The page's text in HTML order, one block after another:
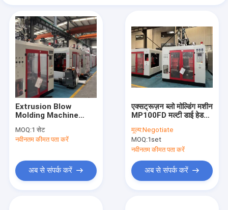
Extrusion Blow
Molding Machine
Double Station High
Efficiency 80mm
Screw Diameter for
MOQ:1 सेट
नवीनतम कीमत पता करें
अब से संपर्क करें
एक्सट्रूज़न ब्लो मोल्डिंग मशीन
MP100FD मल्टी डाई हेड
क्लैंपिंग फोर्स 5L 100L
मूल्य:Negotiate
MOQ:1set
नवीनतम कीमत पता करें
अब से संपर्क करें